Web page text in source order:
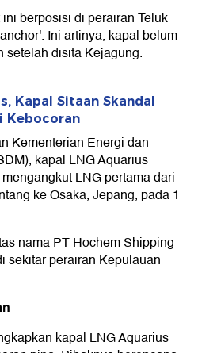
berposisi di perairan Teluk
Ini artinya, kapal belum
disita Kejagung.
Kapal Sitaan Skandal
Kebocoran
Kementerian Energi dan
kapal LNG Aquarius
LNG pertama dari
ke Osaka, Jepang, pada 1
nama PT Hochem Shipping
sekitar perairan Kepulauan
kapal LNG Aquarius